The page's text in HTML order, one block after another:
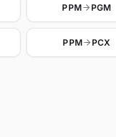
PPM PGM
PPM PCX